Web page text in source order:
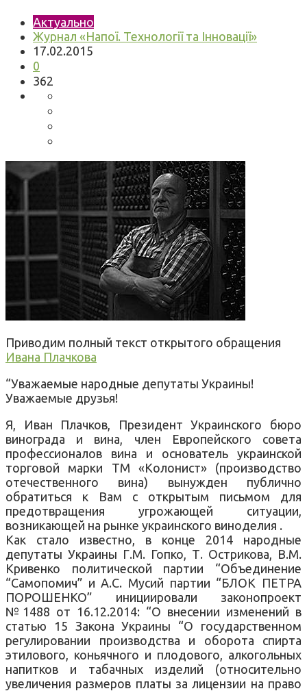
Актуально
Журнал «Напої. Технології та Інновації»
17.02.2015
0
362
Приводим полный текст открытого обращения
Ивана Плачкова
“Уважаемые народные депутаты Украины!
Уважаемые друзья!
Я, Иван Плачков, Президент Украинского бюро
винограда и вина, член Европейского совета
профессионалов вина и основатель украинской
торговой марки ТМ «Колонист» (производство
отечественного вина) вынужден публично
обратиться к Вам с открытым письмом для
предотвращения угрожающей ситуации,
возникающей на рынке украинского виноделия .
Как стало известно, в конце 2014 народные
депутаты Украины Г.М. Гопко, Т. Острикова, В.М.
Кривенко политической партии “Объединение
“Самопомич” и А.С. Мусий партии “БЛОК ПЕТРА
ПОРОШЕНКО” инициировали законопроект
№1488 от 16.12.2014: “О внесении изменений в
статью 15 Закона Украины “О государственном
регулировании производства и оборота спирта
этилового, коньячного и плодового, алкогольных
напитков и табачных изделий (относительно
увеличения размеров платы за лицензии на право